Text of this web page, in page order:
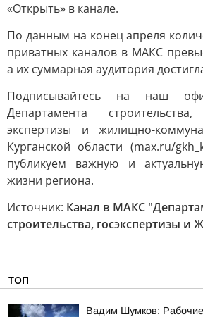
«Открыть» в канале.
По данным на конец апреля
приватных каналов в МАКС
а их суммарная аудитория
Подписывайтесь на наш
Департамента строительства,
экспертизы и жилищно-
Курганской области (max.ru/
публикуем важную и
жизни региона.
Источник: Канал в МАКС
строительства, госэкспертизы и
ТОП
Вадим Шумков: